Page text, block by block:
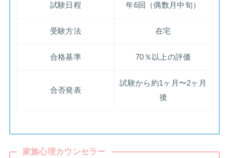
試験日程 年6回（偶数月中旬）
受験方法 在宅
合格基準 70％以上の評価
合否発表
試験から約1ヶ月〜2ヶ月
後
家族心理カウンセラー